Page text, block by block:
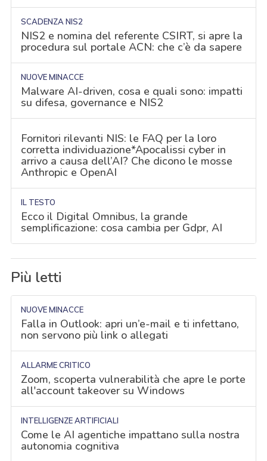
SCADENZA NIS2
NIS2 e nomina del referente CSIRT, si apre la
procedura sul portale ACN: che c’è da sapere
NUOVE MINACCE
Malware AI-driven, cosa e quali sono: impatti
su difesa, governance e NIS2
Fornitori rilevanti NIS: le FAQ per la loro
corretta individuazione*Apocalissi cyber in
arrivo a causa dell’AI? Che dicono le mosse
Anthropic e OpenAI
IL TESTO
Ecco il Digital Omnibus, la grande
semplificazione: cosa cambia per Gdpr, AI
Più letti
NUOVE MINACCE
Falla in Outlook: apri un’e-mail e ti infettano,
non servono più link o allegati
ALLARME CRITICO
Zoom, scoperta vulnerabilità che apre le porte
all'account takeover su Windows
INTELLIGENZE ARTIFICIALI
Come le AI agentiche impattano sulla nostra
autonomia cognitiva